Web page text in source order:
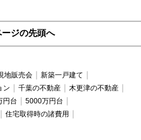
ジの先頭へ
地販売会
新築一戸建て
ン 千葉の不動産
木更津の不動産
円台
5000万円台
住宅取得時の諸費用